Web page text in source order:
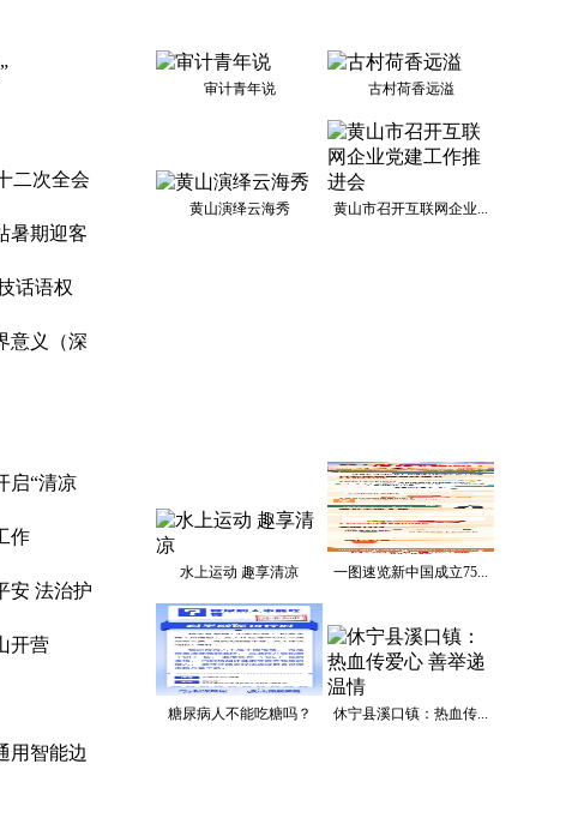
二次全会
暑期迎客
话语权
意义（深
审计青年说 古村荷香远溢
黄山演绎云海秀 黄山市召开互联网企业...
启“清凉
作
安 法治护
开展“银
开营
用智能边
水上运动 趣享清凉 一图速览新中国成立75...
糖尿病人不能吃糖吗？ 休宁县溪口镇：热血传...